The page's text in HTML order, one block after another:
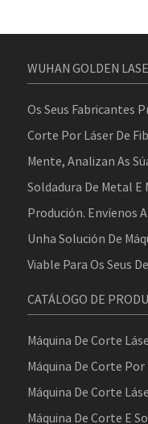
WUHAN GOLDEN
Os Seus Fabricantes
Corte Por Láser De
Mente, Analizan As
Soldadura De Metal E
Produción. Envíenos
Unha Solución De
Viable Para Os Seus
CATÁLOGO DE
Máquina De Corte
Máquina De Corte
Máquina De Corte
Máquina De Corte E